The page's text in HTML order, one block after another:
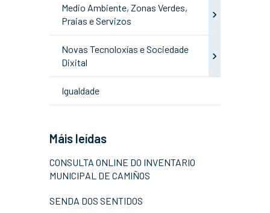
Medio Ambiente, Zonas Verdes,
Praias e Servizos
Novas Tecnoloxías e Sociedade
Dixital
Igualdade
Máis leídas
CONSULTA ONLINE DO INVENTARIO
MUNICIPAL DE CAMIÑOS
SENDA DOS SENTIDOS